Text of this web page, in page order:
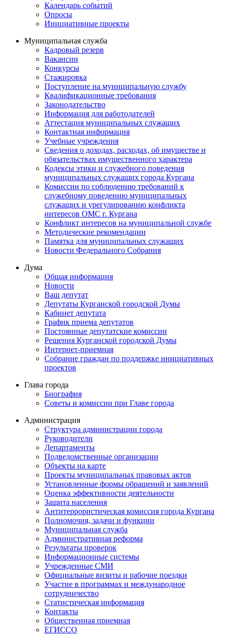
Календарь событий
Опросы
Инициативные проекты
Муниципальная служба
Кадровый резерв
Вакансии
Конкурсы
Стажировка
Поступление на муниципальную службу
Квалификационные требования
Законодательство
Информация для работодателей
Аттестация муниципальных служащих
Контактная информация
Учебные учреждения
Сведения о доходах, расходах, об имуществе и
обязательствах имущественного характера
Кодексы этики и служебного поведения
муниципальных служащих города Кургана
Комиссии по соблюдению требований к
служебному поведению муниципальных
служащих и урегулированию конфликта
интересов ОМС г. Кургана
Конфликт интересов на муниципальной службе
Методические рекомендации
Памятка для муниципальных служащих
Новости Федерального Cобрания
Дума
Общая информация
Новости
Ваш депутат
Депутаты Курганской городской Думы
Кабинет депутата
График приема депутатов
Постоянные депутатские комиссии
Решения Курганской городской Думы
Интернет-приемная
Собрание граждан по поддержке инициативных
проектов
Глава города
Биография
Советы и комиссии при Главе города
Администрация
Структура администрации города
Руководители
Департаменты
Подведомственные организации
Объекты на карте
Проекты муниципальных правовых актов
Установленные формы обращений и заявлений
Оценка эффективности деятельности
Защита населения
Антитеррористическая комиссия города Кургана
Полномочия, задачи и функции
Муниципальная служба
Административная реформа
Результаты проверок
Информационные системы
Учрежденные СМИ
Официальные визиты и рабочие поездки
Участие в программах и международное
сотрудничество
Статистическая информация
Контакты
Общественная приемная
ЕГИССО